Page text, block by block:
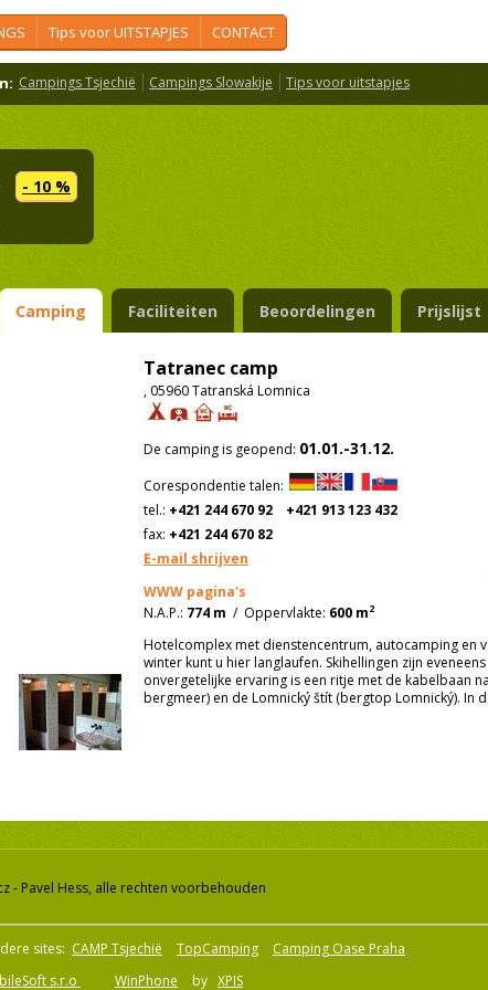
Tips voor UITSTAPJES CONTACT
Campings Tsjechië Campings Slowakije Tips voor uitstapjes
- 10 %
Camping Faciliteiten Beoordelingen Prijslijst
Tatranec camp
, 05960 Tatranská Lomnica
De camping is geopend: 01.01.-31.12.
Corespondentie talen:
tel.: +421 244 670 92
+421 913 123 432
fax: +421 244 670 82
E-mail shrijven
WWW pagina's
N.A.P.: 774 m / Oppervlakte: 600 m2
Hotelcomplex met dienstencentrum, autocamping en
winter kunt u hier langlaufen. Skihellingen zijn
onvergetelijke ervaring is een ritje met de kabelbaan
bergmeer) en de Lomnický štít (bergtop Lomnický). In
- Pavel Hess, alle rechten voorbehouden
sites: CAMP Tsjechië TopCamping
Camping Oase Praha
s.r.o WinPhone by XPIS